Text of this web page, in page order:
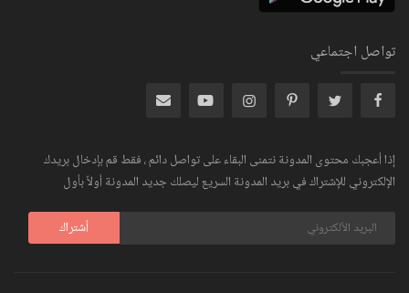
تواصل اجتماعي
إذا أعجبك محتوى المدونة نتمنى البقاء على تواصل دائم ، فقط قم بإدخال بريدك
الإلكتروني للإشتراك في بريد المدونة السريع ليصلك جديد المدونة أولاً بأول
أشتراك